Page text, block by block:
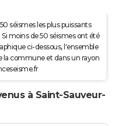
séismes les plus puissants
moins de 50 séismes ont été
ci-dessous, l'ensemble
la commune et dans un rayon
à Saint-Sauveur-